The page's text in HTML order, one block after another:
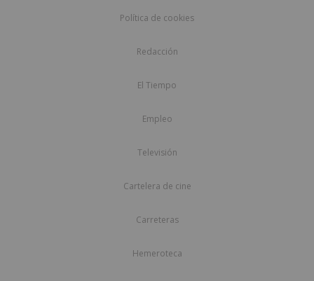
Política de cookies
Redacción
El Tiempo
Empleo
Televisión
Cartelera de cine
Carreteras
Hemeroteca